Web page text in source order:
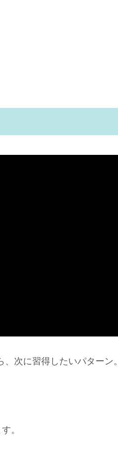
次に習得したいパターン。
。